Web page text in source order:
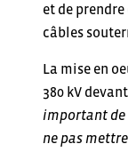
et de
câbles
La mise en
380 kV
important de
ne pas